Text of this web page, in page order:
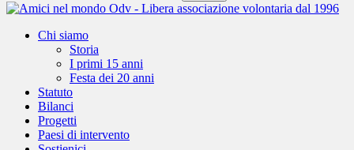
Close
Menu
Chi siamo
Storia
I primi 15 anni
Festa dei 20 anni
Statuto
Bilanci
Progetti
Paesi di intervento